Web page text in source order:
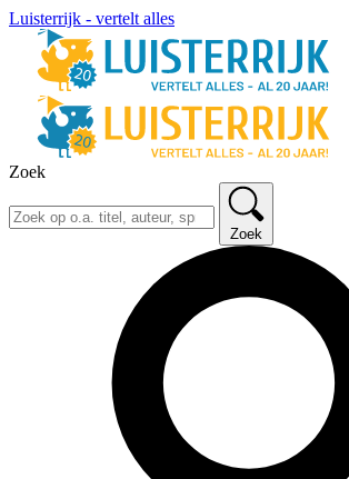
Luisterrijk - vertelt alles
Zoek
Zoek